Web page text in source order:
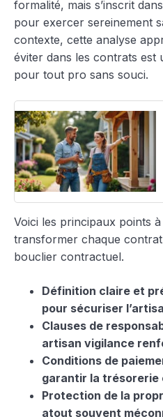
formalité, mais s’inscrit
pour exercer sereinement
contexte, cette analyse
éviter dans les contrats est
pour tout pro sans souci.
Voici les principaux points
transformer chaque
bouclier contractuel.
Définition claire et
pour sécuriser
Clauses de
artisan vigilance
Conditions de
garantir la trésorerie
Protection de la
atout souvent